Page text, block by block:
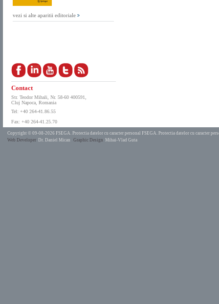
vezi si alte aparitii editoriale
Contact
Str. Teodor Mihali, Nr. 58-60 400591,
Cluj Napoca, Romania
Tel: +40 264-41.86.55
Fax: +40 264-41.25.70
Copyright © 09-08-2026 FSEGA. Protectia datelor cu caracter personal FSEGA. Protectia datelor cu caracter
Web Developer Dr. Daniel Mican Graphic Design Mihai-Vlad Guta